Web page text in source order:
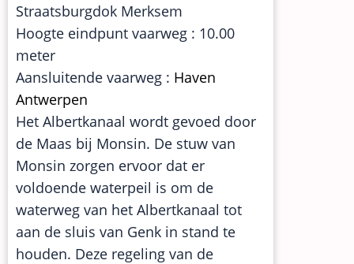
Straatsburgdok Merksem
Hoogte eindpunt vaarweg : 10.00
meter
Aansluitende vaarweg : Haven
Antwerpen
Het Albertkanaal wordt gevoed door
de Maas bij Monsin. De stuw van
Monsin zorgen ervoor dat er
voldoende waterpeil is om de
waterweg van het Albertkanaal tot
aan de sluis van Genk in stand te
houden. Deze regeling van de